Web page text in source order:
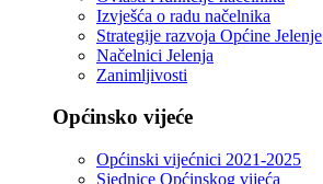
Izvješća o radu načelnika
Strategije razvoja Općine Jelenje
Načelnici Jelenja
Zanimljivosti
Općinsko vijeće
Općinski vijećnici 2021-2025
Sjednice Općinskog vijeća